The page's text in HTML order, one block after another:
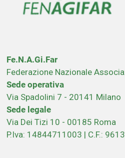
Fe.N.A.Gi.Far
Federazione Nazionale
Sede operativa
Via Spadolini 7 - 20141 Milano
Sede legale
Via Dei Tizi 10 - 00185 Roma
P.Iva: 14844711003 | C.F.: